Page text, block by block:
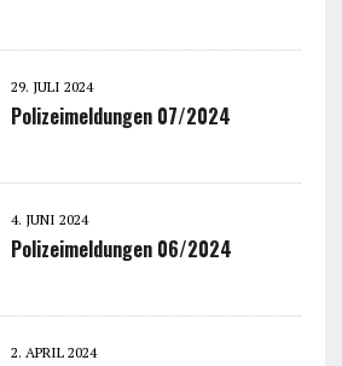
29. JULI 2024
Polizeimeldungen 07/2024
4. JUNI 2024
Polizeimeldungen 06/2024
2. APRIL 2024